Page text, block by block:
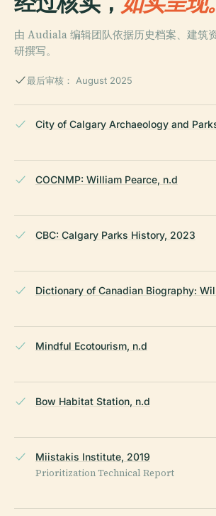
由 Audiala 编辑团队依据历史档案、建筑
研撰写。
最后审核： August 2025
City of Calgary Archaeology and
COCNMP: William Pearce, n.d
CBC: Calgary Parks History, 2023
Dictionary of Canadian Biography:
Mindful Ecotourism, n.d
Bow Habitat Station, n.d
Miistakis Institute, 2019
Prioritization Technical Report